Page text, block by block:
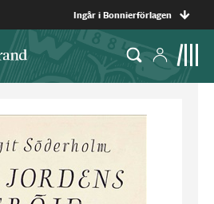
Ingår i Bonnierförlagen